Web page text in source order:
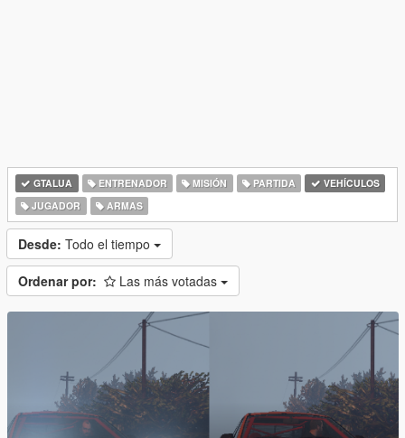
GTALUA ENTRENADOR MISIÓN PARTIDA
VEHÍCULOS
JUGADOR
ARMAS
Desde: Todo el tiempo
Ordenar por: Las más votadas